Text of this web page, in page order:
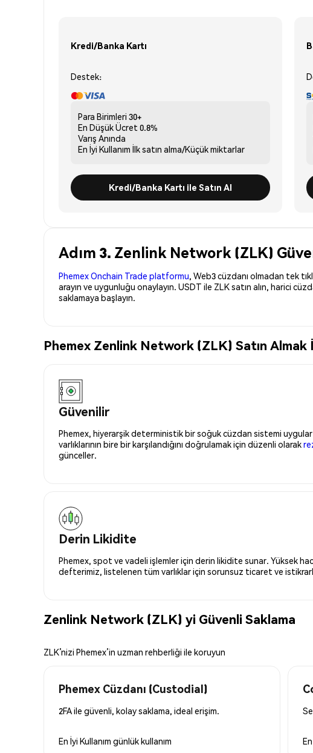
Kredi/Banka Kartı
Destek:
Para Birimleri 30+
En Düşük Ücret 0.8%
Varış Anında
En İyi Kullanım İlk satın alma/Küçük miktarlar
Kredi/Banka Kartı ile Satın Al
Adım 3. Zenlink Network (ZLK)
Phemex Onchain Trade platformu, Web3 cüzdanı olmadan tek
arayın ve uygunluğu onaylayın. USDT ile ZLK satın alın, harici
saklamaya başlayın.
Phemex Zenlink Network (ZLK) Satın Almak
Güvenilir
Phemex, hiyerarşik deterministik bir soğuk cüzdan sistemi uygular
varlıklarının bire bir karşılandığını doğrulamak için düzenli olarak
günceller.
Derin Likidite
Phemex, spot ve vadeli işlemler için derin likidite sunar. Yüksek
defterimiz, listelenen tüm varlıklar için sorunsuz ticaret ve
Zenlink Network (ZLK) yi Güvenli Saklama
ZLK’nizi Phemex’in uzman rehberliği ile koruyun
Phemex Cüzdanı (Custodial)
2FA ile güvenli, kolay saklama, ideal erişim.
En İyi Kullanım günlük kullanım